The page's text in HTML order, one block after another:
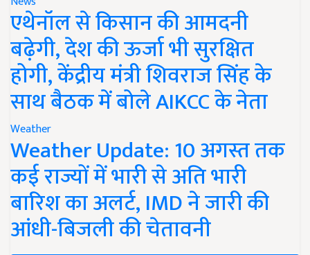
एथेनॉल से किसान की आमदनी
बढ़ेगी, देश की ऊर्जा भी सुरक्षित
होगी, केंद्रीय मंत्री शिवराज सिंह के
साथ बैठक में बोले AIKCC के नेता
Weather
Weather Update: 10 अगस्त तक
कई राज्यों में भारी से अति भारी
बारिश का अलर्ट, IMD ने जारी की
आंधी-बिजली की चेतावनी